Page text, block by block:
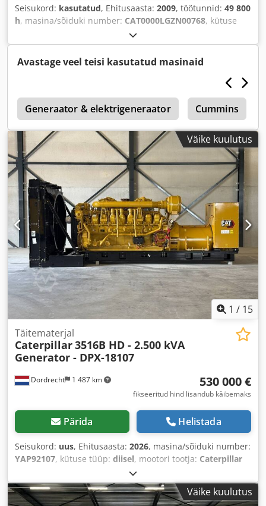
Seisukord: kasutatud, Ehitusaasta: 2009, töötunnid: 49 800
h, masina/sõiduki number: CAT0000LGZN00768, kütuse
Caterpillar G3520C
Avastage veel teisi kasutatud masinaid
Generaator & elektrigeneraator Cummins
Väike kuulutus
1 / 15
Dordrecht 1 487 km
Täitematerjal
Caterpillar3516B HD - 2.500 kVA
Generator - DPX-18107
530 000 €
fikseeritud hind lisandub käibemaks
Pärida Helistada
Seisukord: uus, Ehitusaasta: 2026, masina/sõiduki number:
YAP92107, kütuse tüüp: diisel, mootori tootja: Caterpillar
Väike kuulutus